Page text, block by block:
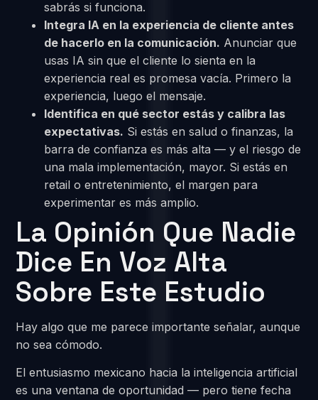
sabrás si funciona.
Integra IA en la experiencia de cliente antes
de hacerlo en la comunicación. Anunciar que
usas IA sin que el cliente lo sienta en la
experiencia real es promesa vacía. Primero la
experiencia, luego el mensaje.
Identifica en qué sector estás y calibra las
expectativas. Si estás en salud o finanzas, la
barra de confianza es más alta — y el riesgo de
una mala implementación, mayor. Si estás en
retail o entretenimiento, el margen para
experimentar es más amplio.
La Opinión Que Nadie
Dice En Voz Alta
Sobre Este Estudio
Hay algo que me parece importante señalar, aunque
no sea cómodo.
El entusiasmo mexicano hacia la inteligencia artificial
es una ventana de oportunidad — pero tiene fecha